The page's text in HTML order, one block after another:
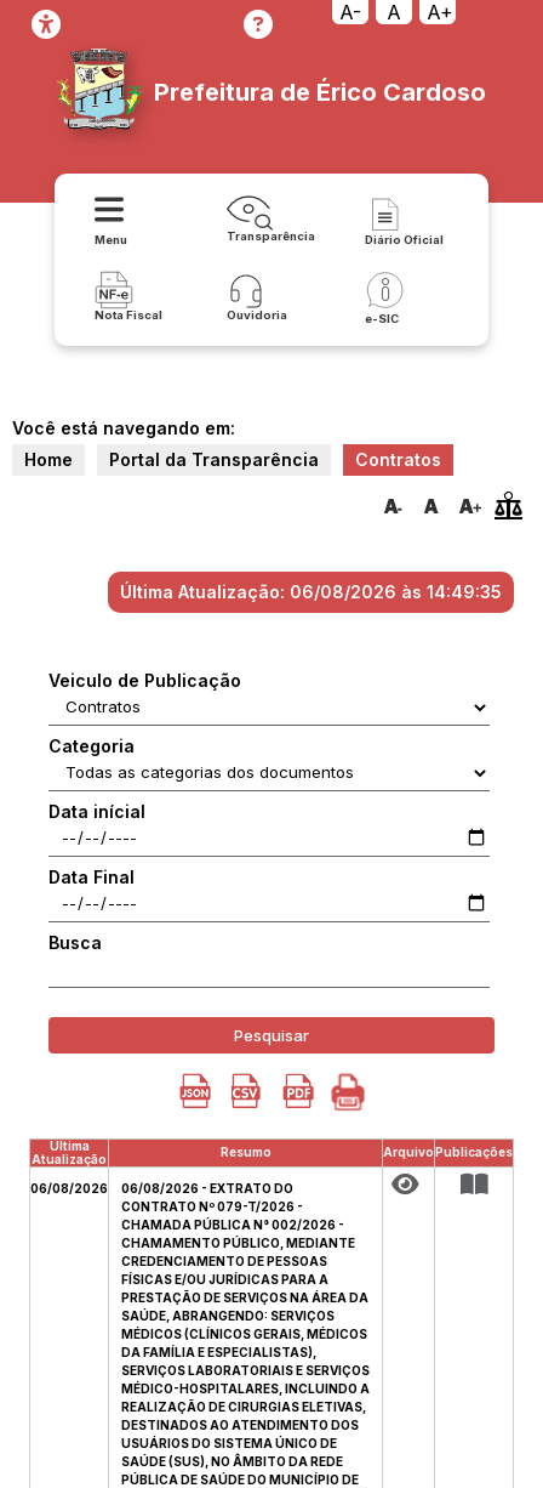
A- A A+
Prefeitura de Érico Cardoso
Menu Transparência Diário Oficial
Nota Fiscal Ouvidoria e-SIC
Você está navegando em:
Home
Portal da Transparência Contratos
Última Atualização: 06/08/2026 às 14:49:35
Veiculo de Publicação
Categoria
Data inícial
Data Final
Busca
Pesquisar
Última
Atualização
Resumo ArquivoPublicações
06/08/2026
06/08/2026 - EXTRATO DO
CONTRATO Nº 079-T/2026 -
CHAMADA PÚBLICA N° 002/2026 -
CHAMAMENTO PÚBLICO, MEDIANTE
CREDENCIAMENTO DE PESSOAS
FÍSICAS E/OU JURÍDICAS PARA A
PRESTAÇÃO DE SERVIÇOS NA ÁREA DA
SAÚDE, ABRANGENDO: SERVIÇOS
MÉDICOS (CLÍNICOS GERAIS, MÉDICOS
DA FAMÍLIA E ESPECIALISTAS),
SERVIÇOS LABORATORIAIS E SERVIÇOS
MÉDICO-HOSPITALARES, INCLUINDO A
REALIZAÇÃO DE CIRURGIAS ELETIVAS,
DESTINADOS AO ATENDIMENTO DOS
USUÁRIOS DO SISTEMA ÚNICO DE
SAÚDE (SUS), NO ÂMBITO DA REDE
PÚBLICA DE SAÚDE DO MUNICÍPIO DE